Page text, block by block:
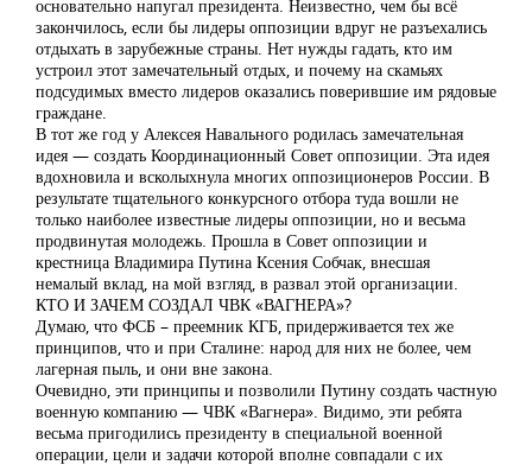
основательно напугал президента. Неизвестно, чем бы всё
закончилось, если бы лидеры оппозиции вдруг не разъехались
отдыхать в зарубежные страны. Нет нужды гадать, кто им
устроил этот замечательный отдых, и почему на скамьях
подсудимых вместо лидеров оказались поверившие им рядовые
граждане.
В тот же год у Алексея Навального родилась замечательная
идея — создать Координационный Совет оппозиции. Эта идея
вдохновила и всколыхнула многих оппозиционеров России. В
результате тщательного конкурсного отбора туда вошли не
только наиболее известные лидеры оппозиции, но и весьма
продвинутая молодежь. Прошла в Совет оппозиции и
крестница Владимира Путина Ксения Собчак, внесшая
немалый вклад, на мой взгляд, в развал этой организации.
КТО И ЗАЧЕМ СОЗДАЛ ЧВК «ВАГНЕРА»?
Думаю, что ФСБ – преемник КГБ, придерживается тех же
принципов, что и при Сталине: народ для них не более, чем
лагерная пыль, и они вне закона.
Очевидно, эти принципы и позволили Путину создать частную
военную компанию — ЧВК «Вагнера». Видимо, эти ребята
весьма пригодились президенту в специальной военной
операции, цели и задачи которой вполне совпадали с их